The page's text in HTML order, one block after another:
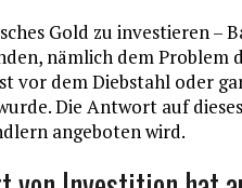
Gold zu investieren –
nämlich dem Problem
vor dem Diebstahl oder
Die Antwort auf
angeboten wird.